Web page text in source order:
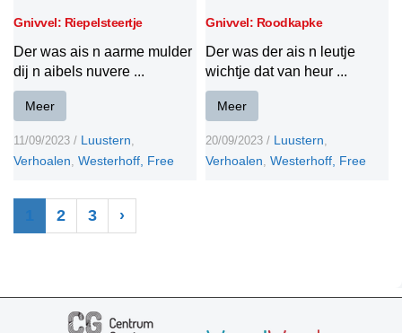
Gnivvel: Riepelsteertje
Der was ais n aarme mulder
dij n aibels nuvere ...
Meer
11/09/2023 / Luustern,
Verhoalen, Westerhoff, Free
Gnivvel: Roodkapke
Der was der ais n leutje
wichtje dat van heur ...
Meer
20/09/2023 / Luustern,
Verhoalen, Westerhoff, Free
2 3 ›